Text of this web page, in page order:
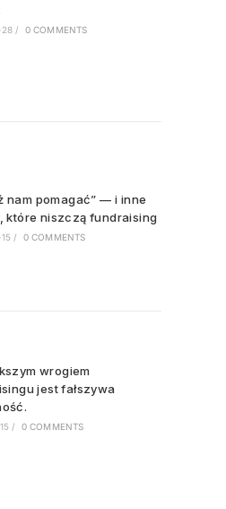
/ 0 COMMENTS
nam pomagać” — i inne
które niszczą fundraising
/ 0 COMMENTS
wrogiem
jest fałszywa
/ 0 COMMENTS